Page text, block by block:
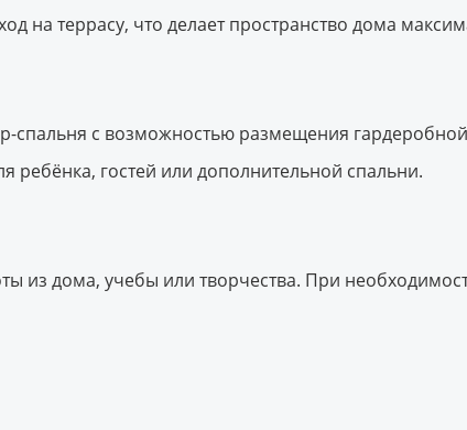
на террасу, что делает пространство дома
спальня с возможностью размещения
ребёнка, гостей или дополнительной спальни.
из дома, учебы или творчества. При